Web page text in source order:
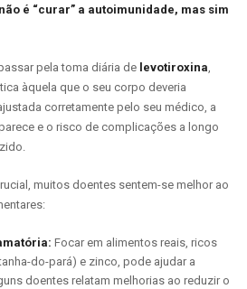
é “curar” a autoimunidade, mas sim
pela toma diária de levotiroxina,
àquela que o seu corpo deveria
corretamente pelo seu médico, a
e o risco de complicações a longo
muitos doentes sentem-se melhor ao
Focar em alimentos reais, ricos
do-pará) e zinco, pode ajudar a
doentes relatam melhorias ao reduzir o